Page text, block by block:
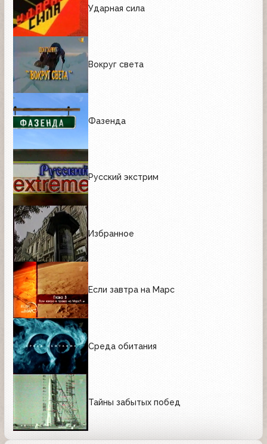
Ударная сила
Вокруг света
Фазенда
Русский экстрим
Избранное
Если завтра на Марс
Среда обитания
Тайны забытых побед